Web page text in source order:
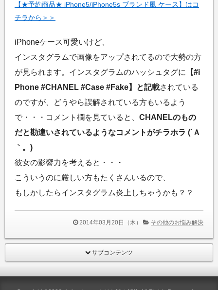
【★予約商品★ iPhone5/iPhone5s ブランド風 ケース】はコ
チラから＞＞
iPhoneケース可愛いけど、
インスタグラムで画像をアップされてるので大勢の方
が見られます。インスタグラムのハッシュタグに
【#i
Phone #CHANEL #Case #Fake】と記載されている
のですが、どうやら誤解されている方もいるよう
で・・・コメント欄を見ていると、 CHANELのもの
だと勘違いされているようなコメントがチラホラ (´Ａ
｀。)
彼女の影響力を考えると・・・
こういうのに厳しい方もたくさんいるので、
もしかしたらインスタグラム炎上しちゃうかも？？
2014年03月20日（木） その他のお悩み解決
サブコンテンツ